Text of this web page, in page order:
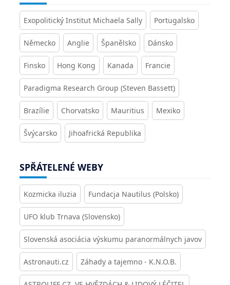
Exopolitický Institut Michaela Sally Portugalsko
Německo Anglie Španělsko Dánsko
Finsko Hong Kong Kanada Francie
Paradigma Research Group (Steven Bassett)
Brazílie Chorvatsko Mauritius Mexiko
Švýcarsko Jihoafrická Republika
SPŘÁTELENÉ WEBY
Kozmicka iluzia Fundacja Nautilus (Polsko)
UFO klub Trnava (Slovensko)
Slovenská asociácia výskumu paranormálnych javov
Astronauti.cz Záhady a tajemno - K.N.O.B.